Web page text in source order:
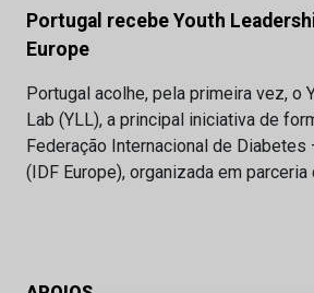
Portugal recebe Youth
Europe
Portugal acolhe, pela primeira vez, o
Lab (YLL), a principal iniciativa de
Federação Internacional de Diabetes
(IDF Europe), organizada em parceria